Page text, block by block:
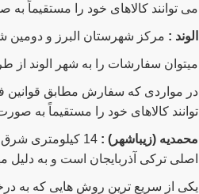
می توانند کالاهای خود را مستقیماً
الوند : مرکز شهرستان البرز و دومین
میتوان سفارشات را به شهر الوند
در مواردی که سفارش مطابق قوانین
توانند کالاهای خود را مستقیماً به
محمدیه (زیباشهر) :
14 کیلومتری
اصلی ترکی آذربایجان است و به
یکی از سریع ترین روش هایی که به